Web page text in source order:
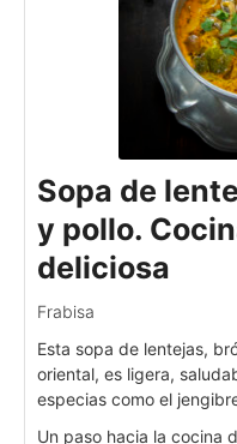
Sopa de
y pollo.
deliciosa
Frabisa
Esta sopa de lentejas,
oriental, es ligera,
especias como el
Un paso hacia la cocina